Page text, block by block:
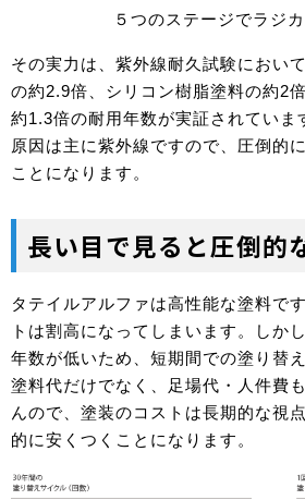
５つのステージでラジ
その実力は、紫外線耐久試験におい
の約2.9倍、シリコン樹脂塗料の約2
約1.3倍の耐用年数が実証されていま
原因は主に紫外線ですので、圧倒的
ことになります。
長い目で見ると圧倒的
タテイルアルファは高性能な塗料で
トは割高になってしまいます。しか
年数が低いため、短期間での塗り替
塗料代だけでなく、足場代・人件費
んので、塗装のコストは長期的な視
的に安くつくことになります。